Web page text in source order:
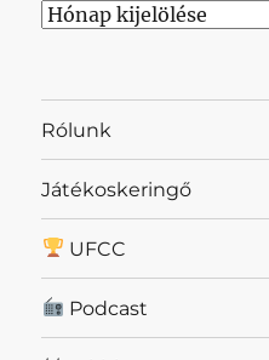
Archívum
Rólunk
Játékoskeringő
UFCC
Podcast